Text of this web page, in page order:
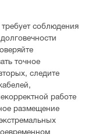
соблюдения
точное
следите
работе
размещение